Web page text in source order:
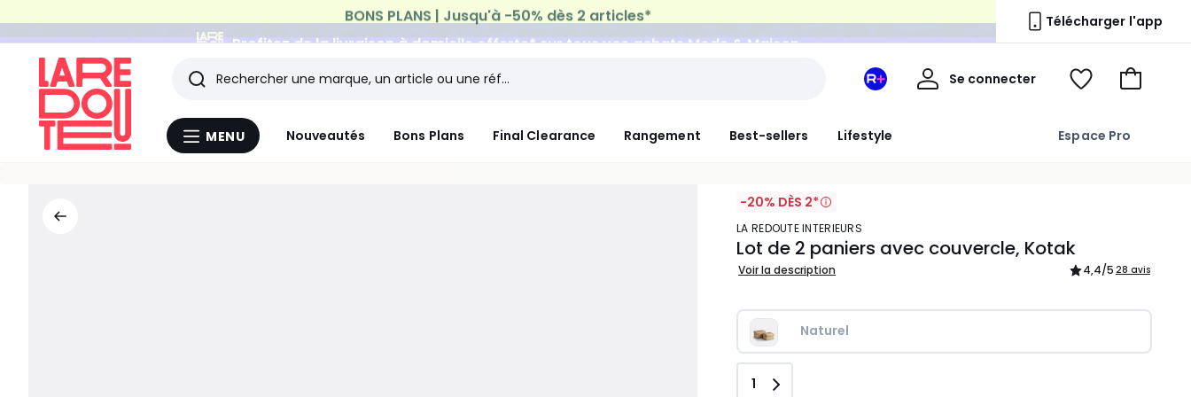
Profitez de la livraison à domicile offerte*sur tous vos achats Mode & Maison Télécharger l'app
Menu
MENU Nouveautés Bons Plans Final Clearance Rangement Best-sellers Lifestyle Espace Pro
Rechercher
Les
derniers
Mon
Redoute
Se connecter
Mon
Voir
Aller
-20% DÈS 2*
LA REDOUTE INTERIEURS
Lot de 2 paniers avec couvercle, Kotak
Voir la description 4,4/5 28 avis
Naturel
Quantité
1